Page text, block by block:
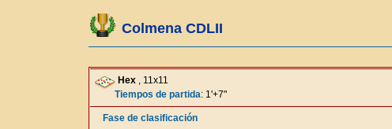
Colmena CDLII
Hex , 11x11
Tiempos de partida: 1'+7"
Fase de clasificación